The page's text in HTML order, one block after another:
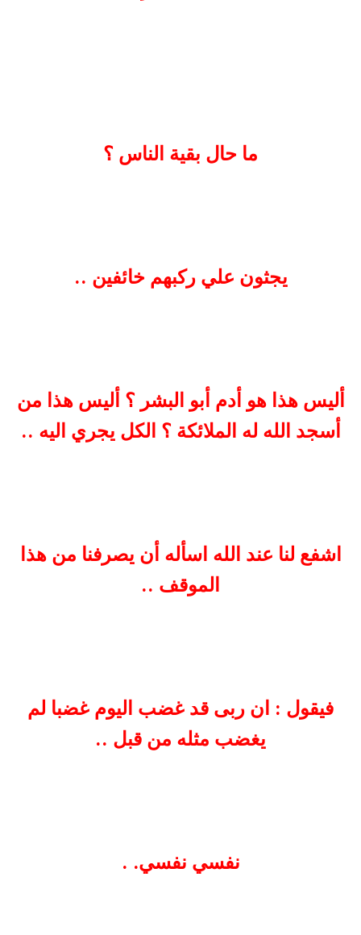
ما حال بقية الناس ؟
يجثون علي ركبهم خائفين ..
أليس هذا هو أدم أبو البشر ؟ أليس هذا من
أسجد الله له الملائكة ؟ الكل يجري اليه ..
اشفع لنا عند الله اسأله أن يصرفنا من هذا
الموقف ..
فيقول : ان ربى قد غضب اليوم غضبا لم
يغضب مثله من قبل ..
نفسي نفسي. .